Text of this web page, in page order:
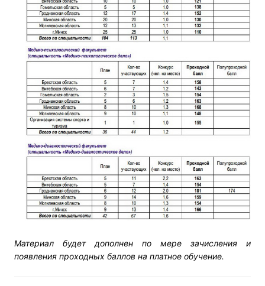
Материал будет дополнен по мере зачисления и
появления проходных баллов на платное обучение.